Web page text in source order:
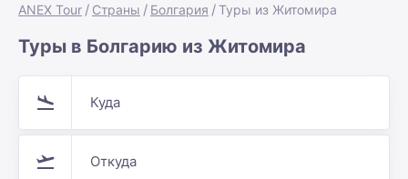
ANEX Tour Страны Болгария Туры из Житомира
Туры в Болгарию из Житомира
Куда
Откуда